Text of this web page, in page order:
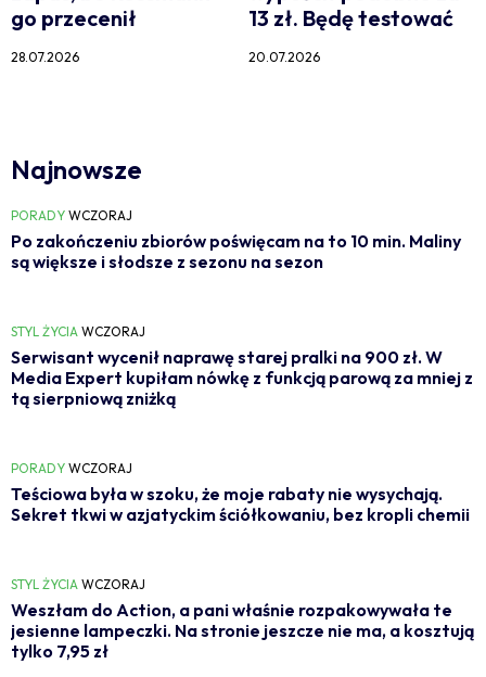
go przecenił
28.07.2026
13 zł. Będę testować
20.07.2026
Najnowsze
PORADY WCZORAJ
Po zakończeniu zbiorów poświęcam na to 10 min. Maliny
są większe i słodsze z sezonu na sezon
STYL ŻYCIA WCZORAJ
Serwisant wycenił naprawę starej pralki na 900 zł. W
Media Expert kupiłam nówkę z funkcją parową za mniej z
tą sierpniową zniżką
PORADY WCZORAJ
Teściowa była w szoku, że moje rabaty nie wysychają.
Sekret tkwi w azjatyckim ściółkowaniu, bez kropli chemii
STYL ŻYCIA WCZORAJ
Weszłam do Action, a pani właśnie rozpakowywała te
jesienne lampeczki. Na stronie jeszcze nie ma, a kosztują
tylko 7,95 zł